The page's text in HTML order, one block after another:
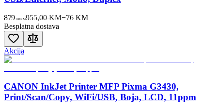
879 00KM955,00 KM−76 KM
Besplatna dostava
Akcija
CANON InkJet Printer MFP Pixma G3430,
Print/Scan/Copy, WiFi/USB, Boja, LCD, 11ppm